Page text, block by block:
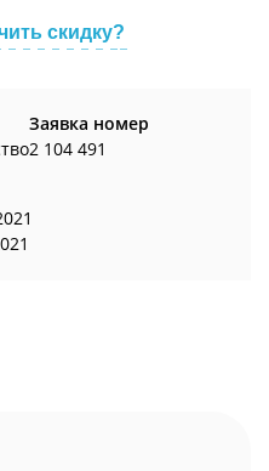
скидку?
Заявка номер
2 104 491